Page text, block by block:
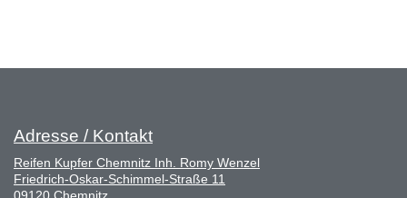
Adresse / Kontakt
Reifen Kupfer Chemnitz Inh. Romy Wenzel
Friedrich-Oskar-Schimmel-Straße 11
09120 Chemnitz